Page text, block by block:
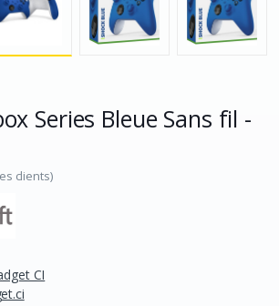
Series Bleue Sans fil -
clients)
CI